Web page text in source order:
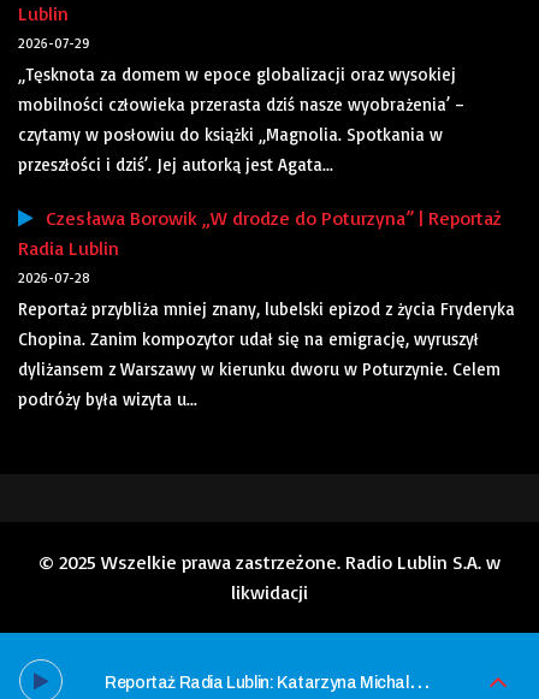
Lublin
2026-07-29
„Tęsknota za domem w epoce globalizacji oraz wysokiej
mobilności człowieka przerasta dziś nasze wyobrażenia’ –
czytamy w posłowiu do książki „Magnolia. Spotkania w
przeszłości i dziś’. Jej autorką jest Agata...
Czesława Borowik „W drodze do Poturzyna” | Reportaż
Radia Lublin
2026-07-28
Reportaż przybliża mniej znany, lubelski epizod z życia Fryderyka
Chopina. Zanim kompozytor udał się na emigrację, wyruszył
dyliżansem z Warszawy w kierunku dworu w Poturzynie. Celem
podróży była wizyta u...
© 2025 Wszelkie prawa zastrzeżone. Radio Lublin S.A. w
likwidacji
R
eportaż Radia Lublin: Katarzyna Michalak „Muzyka jest pamięcią”